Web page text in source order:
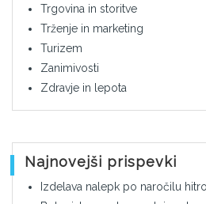
Trgovina in storitve
Trženje in marketing
Turizem
Zanimivosti
Zdravje in lepota
Najnovejši prispevki
Izdelava nalepk po naročilu